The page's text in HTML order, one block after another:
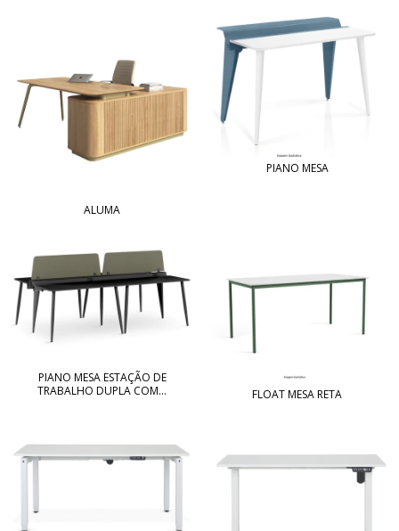
ALUMA
PIANO MESA
PIANO MESA ESTAÇÃO DE
TRABALHO DUPLA COM...
FLOAT MESA RETA